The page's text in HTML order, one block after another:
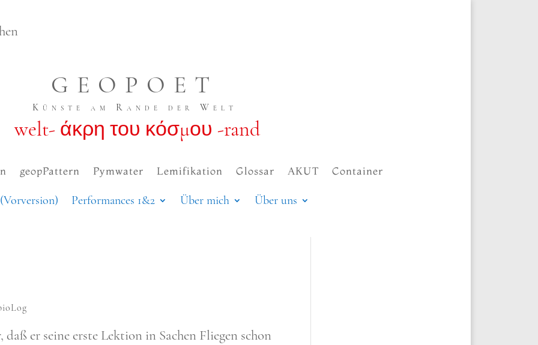
GEOPOET
Künste am Rande der Welt
welt- άκρη του κόσμου -rand
geopPattern Pymwater Lemifikation Glossar AKUT Container
Performances 1&2 Über mich Über uns
er sei­ne erste Lek­ti­on in Sachen Flie­gen schon